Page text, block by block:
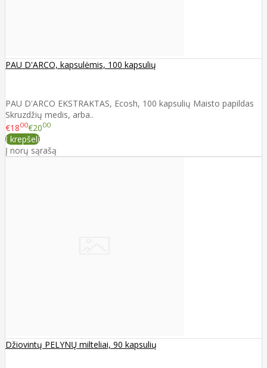
PAU D'ARCO, kapsulėmis, 100 kapsulių
PAU D'ARCO EKSTRAKTAS, Ecosh, 100 kapsulių Maisto papildas
Skruzdžių medis, arba..
€1800€2000
Į krepšelį
Į norų sąrašą
Džiovintų PELYNŲ milteliai, 90 kapsulių